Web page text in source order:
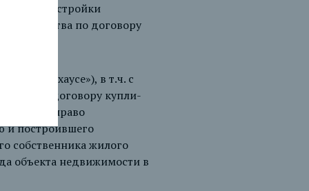
застройки
по договору
(«таунхаусе»), в т.ч. с
РФ, по договору купли-
право
и построившего
собственника жилого
объекта недвижимости в